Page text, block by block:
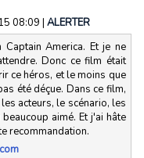
08:09 | ALERTER
America. Et je ne
Donc ce film était
ce héros, et le moins que
été déçue. Dans ce film,
acteurs, le scénario, les
aimé. Et j'ai hâte
recommandation.